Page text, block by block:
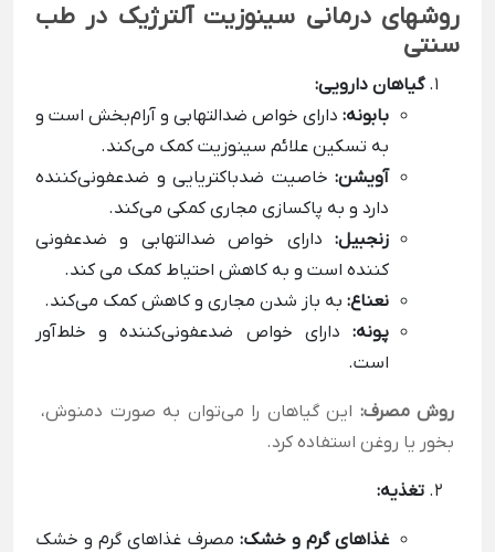
روشهای درمانی سینوزیت آلترژیک در طب
سنتی
گیاهان دارویی:
بابونه: دارای خواص ضدالتهابی و آرام‌بخش است و
به تسکین علائم سینوزیت کمک می‌کند.
آویشن: خاصیت ضدباکتریایی و ضدعفونی‌کننده
دارد و به پاکسازی مجاری کمکی می‌کند.
زنجبیل: دارای خواص ضدالتهابی و ضدعفونی
کننده است و به کاهش احتیاط کمک می کند.
نعناع: به باز شدن مجاری و کاهش کمک می‌کند.
پونه: دارای خواص ضدعفونی‌کننده و خلط‌آور
است.
روش مصرف: این گیاهان را می‌توان به صورت دمنوش،
بخور یا روغن استفاده کرد.
تغذیه:
غذاهای گرم و خشک: مصرف غذاهای گرم و خشک